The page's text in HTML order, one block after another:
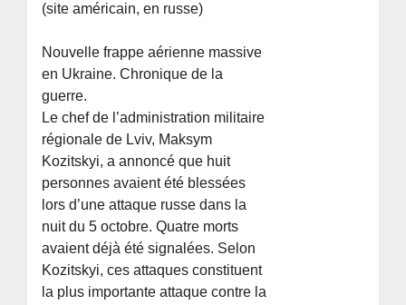
(site américain, en russe)
Nouvelle frappe aérienne massive
en Ukraine. Chronique de la
guerre.
Le chef de l’administration militaire
régionale de Lviv, Maksym
Kozitskyi, a annoncé que huit
personnes avaient été blessées
lors d’une attaque russe dans la
nuit du 5 octobre. Quatre morts
avaient déjà été signalées. Selon
Kozitskyi, ces attaques constituent
la plus importante attaque contre la